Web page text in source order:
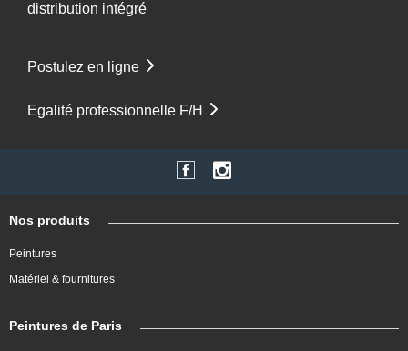
distribution intégré
Postulez en ligne
Egalité professionnelle F/H
Nos produits
Peintures
Matériel & fournitures
Peintures de Paris